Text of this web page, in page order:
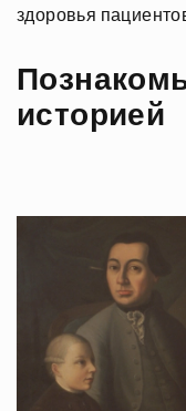
здоровья
историей